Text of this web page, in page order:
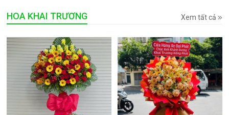
HOA KHAI TRƯƠNG Xem tất cả